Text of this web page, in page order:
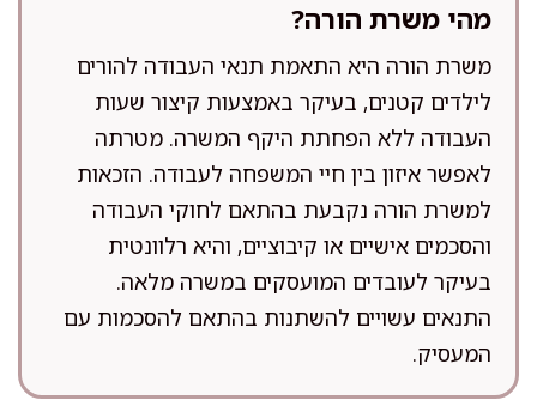
מהי משרת הורה?
משרת הורה היא התאמת תנאי העבודה להורים
לילדים קטנים, בעיקר באמצעות קיצור שעות
העבודה ללא הפחתת היקף המשרה. מטרתה
לאפשר איזון בין חיי המשפחה לעבודה. הזכאות
למשרת הורה נקבעת בהתאם לחוקי העבודה
והסכמים אישיים או קיבוציים, והיא רלוונטית
בעיקר לעובדים המועסקים במשרה מלאה.
התנאים עשויים להשתנות בהתאם להסכמות עם
המעסיק.